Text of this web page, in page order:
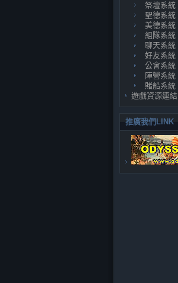
祭壇系統
聖德系統
美德系統
組隊系統
聊天系統
好友系統
公會系統
陣營系統
賭船系統
遊戲資源連結
推廣我們LINK